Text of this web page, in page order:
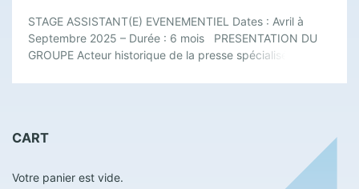
STAGE ASSISTANT(E) EVENEMENTIEL Dates : Avril à
Septembre 2025 – Durée : 6 mois PRESENTATION DU
GROUPE Acteur historique de la presse spécialisée en
CART
Votre panier est vide.